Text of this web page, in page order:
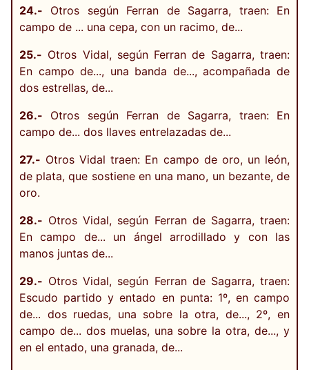
24.- Otros según Ferran de Sagarra, traen: En
campo de ... una cepa, con un racimo, de...
25.- Otros Vidal, según Ferran de Sagarra, traen:
En campo de..., una banda de..., acompañada de
dos estrellas, de...
26.- Otros según Ferran de Sagarra, traen: En
campo de... dos llaves entrelazadas de...
27.- Otros Vidal traen: En campo de oro, un león,
de plata, que sostiene en una mano, un bezante, de
oro.
28.- Otros Vidal, según Ferran de Sagarra, traen:
En campo de... un ángel arrodillado y con las
manos juntas de...
29.- Otros Vidal, según Ferran de Sagarra, traen:
Escudo partido y entado en punta: 1º, en campo
de... dos ruedas, una sobre la otra, de..., 2º, en
campo de... dos muelas, una sobre la otra, de..., y
en el entado, una granada, de...